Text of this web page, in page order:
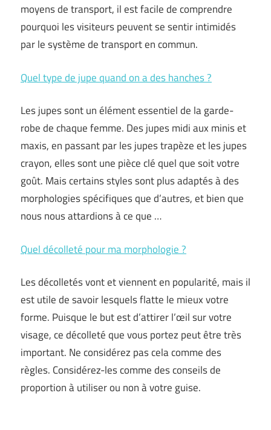
moyens de transport, il est facile de comprendre
pourquoi les visiteurs peuvent se sentir intimidés
par le système de transport en commun.
Quel type de jupe quand on a des hanches ?
Les jupes sont un élément essentiel de la garde-
robe de chaque femme. Des jupes midi aux minis et
maxis, en passant par les jupes trapèze et les jupes
crayon, elles sont une pièce clé quel que soit votre
goût. Mais certains styles sont plus adaptés à des
morphologies spécifiques que d’autres, et bien que
nous nous attardions à ce que …
Quel décolleté pour ma morphologie ?
Les décolletés vont et viennent en popularité, mais il
est utile de savoir lesquels flatte le mieux votre
forme. Puisque le but est d’attirer l’œil sur votre
visage, ce décolleté que vous portez peut être très
important. Ne considérez pas cela comme des
règles. Considérez-les comme des conseils de
proportion à utiliser ou non à votre guise.